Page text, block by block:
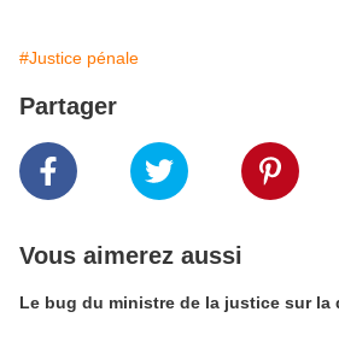
#Justice pénale
Partager
Vous aimerez aussi
Le bug du ministre de la justice sur la